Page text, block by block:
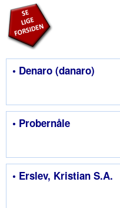
• Denaro (danaro)
• Probernåle
• Erslev, Kristian S.A.